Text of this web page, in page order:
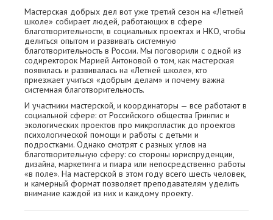
Мастерская добрых дел вот уже третий сезон на «Летней
школе» собирает людей, работающих в сфере
благотворительности, в социальных проектах и НКО, чтобы
делиться опытом и развивать системную
благотворительность в России. Мы поговорили с одной из
содиректорок Марией Антоновой о том, как мастерская
появилась и развивалась на «Летней школе», кто
приезжает учиться «добрым делам» и почему важна
системная благотворительность.
И участники мастерской, и координаторы — все работают в
социальной сфере: от Российского общества Гринпис и
экологических проектов про микропластик до проектов
психологической помощи и работы с детьми и
подростками. Однако смотрят с разных углов на
благотворительную сферу: со стороны юриспруденции,
дизайна, маркетинга и пиара или непосредственно работы
«в поле». На мастерской в этом году всего шесть человек,
и камерный формат позволяет преподавателям уделить
внимание каждой из них и каждому проекту.